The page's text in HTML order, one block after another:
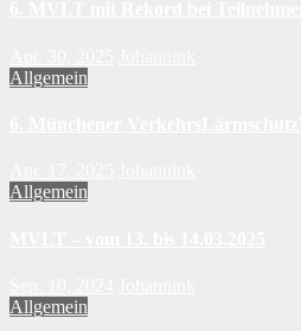
Allgemein
Allgemein
Allgemein